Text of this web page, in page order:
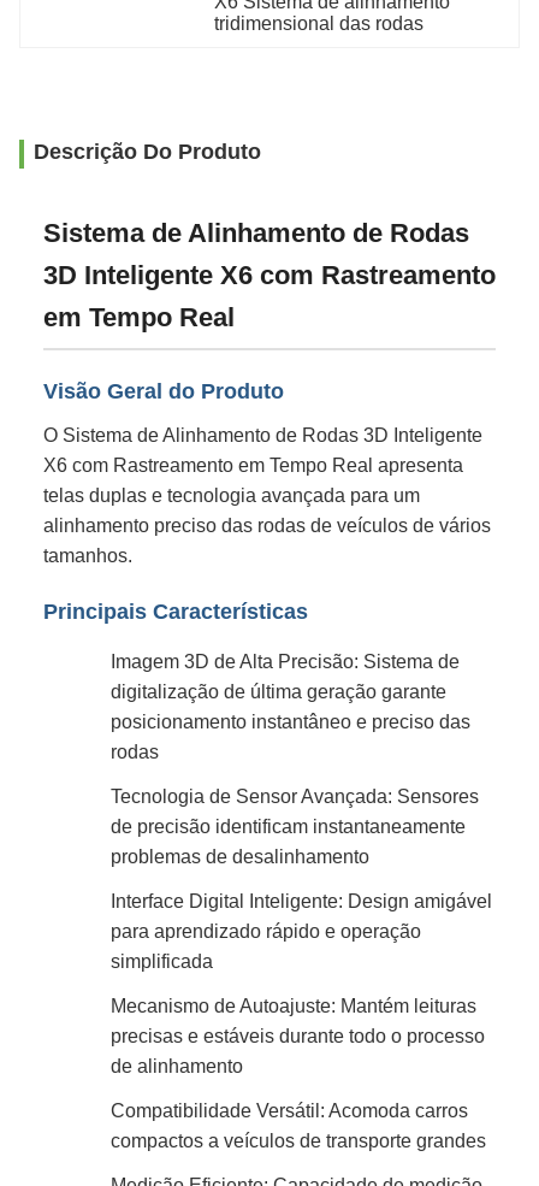
tridimensional das rodas
Descrição Do Produto
Sistema de Alinhamento de Rodas
3D Inteligente X6 com Rastreamento
em Tempo Real
Visão Geral do Produto
O Sistema de Alinhamento de Rodas 3D Inteligente
X6 com Rastreamento em Tempo Real apresenta
telas duplas e tecnologia avançada para um
alinhamento preciso das rodas de veículos de vários
tamanhos.
Principais Características
Imagem 3D de Alta Precisão: Sistema de
digitalização de última geração garante
posicionamento instantâneo e preciso das
rodas
Tecnologia de Sensor Avançada: Sensores
de precisão identificam instantaneamente
problemas de desalinhamento
Interface Digital Inteligente: Design amigável
para aprendizado rápido e operação
simplificada
Mecanismo de Autoajuste: Mantém leituras
precisas e estáveis durante todo o processo
de alinhamento
Compatibilidade Versátil: Acomoda carros
compactos a veículos de transporte grandes